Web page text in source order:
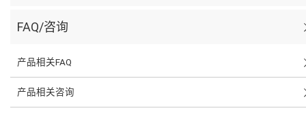
FAQ/咨询
产品相关FAQ
产品相关咨询